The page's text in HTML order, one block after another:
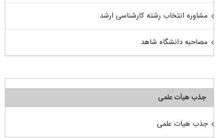
مشاوره انتخاب رشته کارشناسی ارشد
مصاحبه دانشگاه شاهد
جذب هیأت علمی
جذب هیات علمی